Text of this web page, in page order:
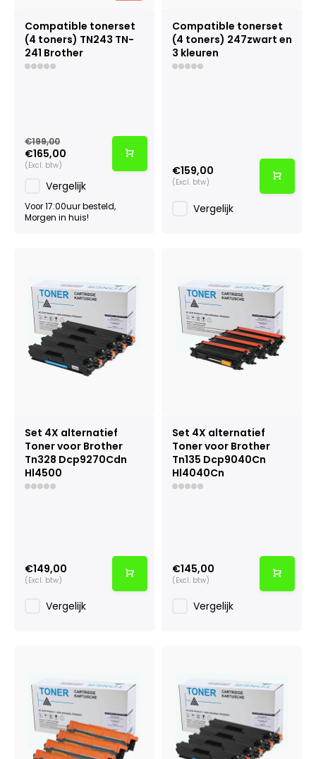
Compatible tonerset
(4 toners) TN243 TN-
241 Brother
€199,00
€165,00
(Excl. btw)
Vergelijk
Voor 17:00uur besteld,
Morgen in huis!
Compatible tonerset
(4 toners) 247zwart en
3 kleuren
€159,00
(Excl. btw)
Vergelijk
Set 4X alternatief
Toner voor Brother
Tn328 Dcp9270Cdn
Hl4500
€149,00
(Excl. btw)
Vergelijk
Set 4X alternatief
Toner voor Brother
Tn135 Dcp9040Cn
Hl4040Cn
€145,00
(Excl. btw)
Vergelijk